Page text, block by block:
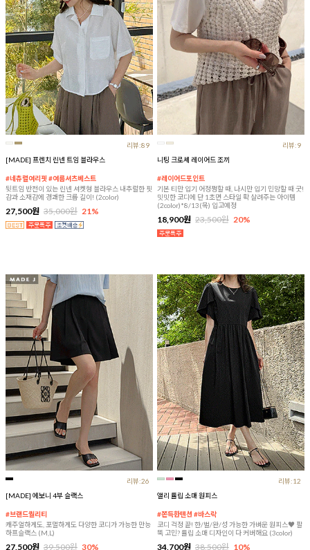
리뷰:89
[MADE] 프렌치 린넨 트임 블라우스
#네츄럴여리핏 #여름셔츠베스트
뒷트임 반전이 있는 린넨 셔켓형 블라우스 내추럴한 핏
감과 소재감에 경쾌한 크롭 길이! (2color)
27,500원 35,000원 21%
리뷰:9
니팅 크로셰 레이어드 조끼
#레이어드포인트
기본 티만 입기 어정쩡할 때, 나시만 입기 민망할 때 굿!
밋밋한 코디에 단 1초면 스타일 확 살려주는 아이템
(2color)*8/13(목) 입고예정
18,900원 23,500원 20%
리뷰:26
[MADE] 에보니 4부 슬랙스
#브랜드퀄리티
캐주얼하게도, 포멀하게도 다양한 코디가 가능한 만능
하프슬랙스 (M,L)
27,500원 39,500원 30%
리뷰:12
앨리 튤립 소매 원피스
#쫀득한텐션 #바스락
코디 걱정 끝! 한/벌/완/성 가능한 가벼운 원피스♥ 팔
뚝 고민? 튤립 소매 디자인이 다 커버해요 (3color)
34,700원 38,500원 10%